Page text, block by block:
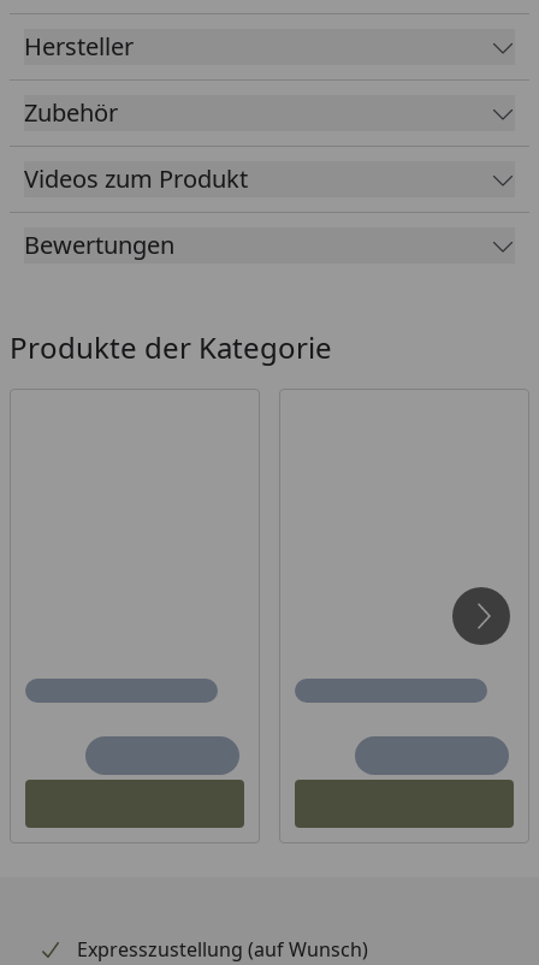
Hersteller
Zubehör
Videos zum Produkt
Bewertungen
Produkte der Kategorie
Expresszustellung (auf Wunsch)